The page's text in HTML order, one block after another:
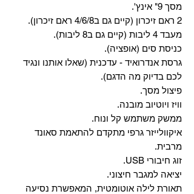
מסך 9" אינץ'.
2 ראם זיכרון (קיים גם ב4/6/8 ראם זיכרון).
מעבד 4 ליבות (קיים גם ב8 ליבות).
כניסת סים (אופציה).
גרסת אנדרואיד - עדכנית (שאלו אותנו ונגיד
לכם בדיוק מה הדגם).
פיצול מסך.
וויז ויוטיוב מובנה.
ממשק משתמש קל ונוח.
איקוולייזר גרפי מתקדם להתאמת סאונד
מרבית.
זוג חיבורי USB.
יציאה למגבר חיצוני.
תאורת לילה אוטומטית, המאפשרת נסיעה